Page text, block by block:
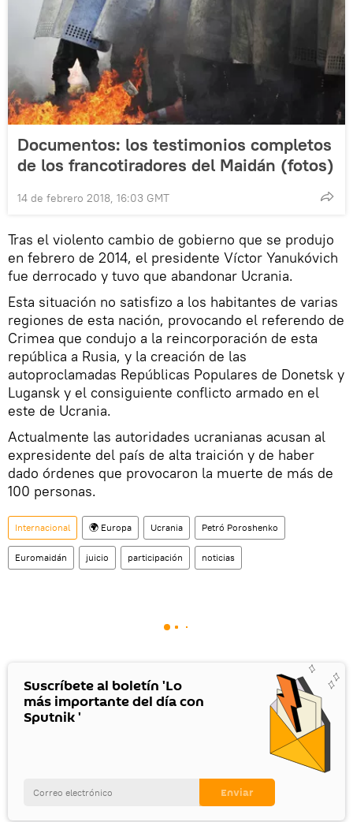
Documentos: los testimonios completos
de los francotiradores del Maidán (fotos)
14 de febrero 2018, 16:03 GMT
Tras el violento cambio de gobierno que se produjo
en febrero de 2014, el presidente Víctor Yanukóvich
fue derrocado y tuvo que abandonar Ucrania.
Esta situación no satisfizo a los habitantes de varias
regiones de esta nación, provocando el referendo de
Crimea que condujo a la reincorporación de esta
república a Rusia, y la creación de las
autoproclamadas Repúblicas Populares de Donetsk y
Lugansk y el consiguiente conflicto armado en el
este de Ucrania.
Actualmente las autoridades ucranianas acusan al
expresidente del país de alta traición y de haber
dado órdenes que provocaron la muerte de más de
100 personas.
Internacional 🌍 Europa Ucrania Petró Poroshenko
Euromaidán juicio participación noticias
Suscríbete al boletín 'Lo
más importante del día con
Sputnik '